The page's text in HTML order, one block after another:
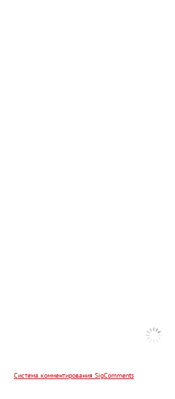
Система комментирования SigComments